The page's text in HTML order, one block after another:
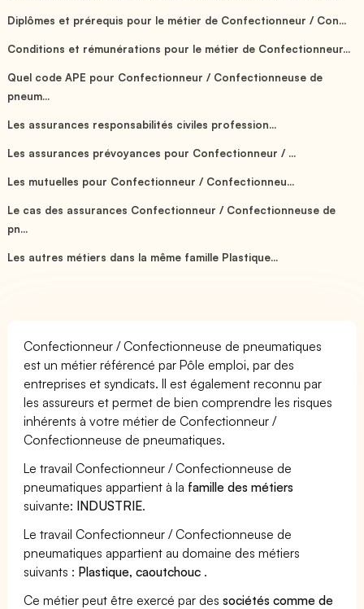
Diplômes et prérequis pour le métier de Confectionneur / Con...
Conditions et rémunérations pour le métier de Confectionneur...
Quel code APE pour Confectionneur / Confectionneuse de
pneum...
Les assurances responsabilités civiles profession...
Les assurances prévoyances pour Confectionneur / ...
Les mutuelles pour Confectionneur / Confectionneu...
Le cas des assurances Confectionneur / Confectionneuse de
pn...
Les autres métiers dans la même famille Plastique...
Confectionneur / Confectionneuse de pneumatiques
est un métier référencé par Pôle emploi, par des
entreprises et syndicats. Il est également reconnu par
les assureurs et permet de bien comprendre les risques
inhérents à votre métier de Confectionneur /
Confectionneuse de pneumatiques.
Le travail Confectionneur / Confectionneuse de
pneumatiques appartient à la famille des métiers
suivante: INDUSTRIE.
Le travail Confectionneur / Confectionneuse de
pneumatiques appartient au domaine des métiers
suivants : Plastique, caoutchouc .
Ce métier peut être exercé par dessociétés comme de